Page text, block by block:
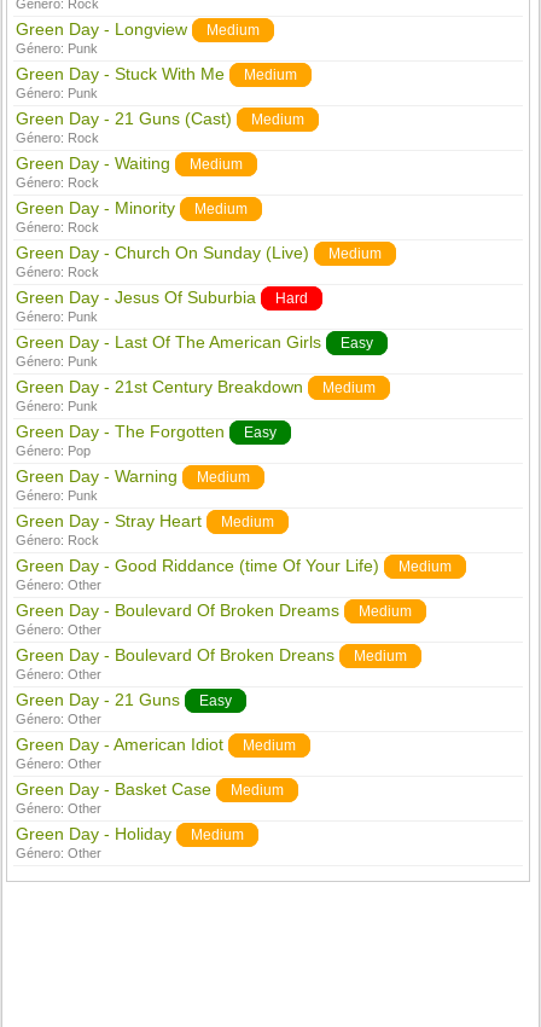
Género: Rock
Green Day - Longview Medium
Género: Punk
Green Day - Stuck With Me Medium
Género: Punk
Green Day - 21 Guns (Cast) Medium
Género: Rock
Green Day - Waiting Medium
Género: Rock
Green Day - Minority Medium
Género: Rock
Green Day - Church On Sunday (Live) Medium
Género: Rock
Green Day - Jesus Of Suburbia Hard
Género: Punk
Green Day - Last Of The American Girls Easy
Género: Punk
Green Day - 21st Century Breakdown Medium
Género: Punk
Green Day - The Forgotten Easy
Género: Pop
Green Day - Warning Medium
Género: Punk
Green Day - Stray Heart Medium
Género: Rock
Green Day - Good Riddance (time Of Your Life) Medium
Género:Other
Green Day - Boulevard Of Broken Dreams Medium
Género:Other
Green Day - Boulevard Of Broken Dreans Medium
Género:Other
Green Day - 21 Guns Easy
Género:Other
Green Day - American Idiot Medium
Género:Other
Green Day - Basket Case Medium
Género:Other
Green Day - Holiday Medium
Género:Other